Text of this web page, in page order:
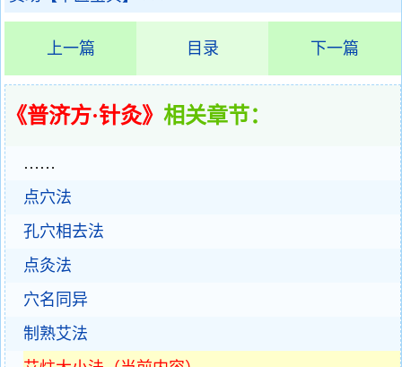
上一篇 目录 下一篇
《普济方·针灸》 相关章节：
……
点穴法
孔穴相去法
点灸法
穴名同异
制熟艾法